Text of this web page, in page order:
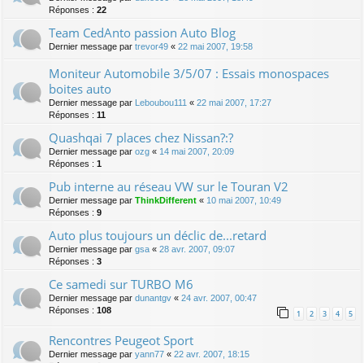
Réponses : 22
Team CedAnto passion Auto Blog
Dernier message par trevor49 « 22 mai 2007, 19:58
Moniteur Automobile 3/5/07 : Essais monospaces
boites auto
Dernier message par Leboubou111 « 22 mai 2007, 17:27
Réponses : 11
Quashqai 7 places chez Nissan?:?
Dernier message par ozg « 14 mai 2007, 20:09
Réponses : 1
Pub interne au réseau VW sur le Touran V2
Dernier message par ThinkDifferent « 10 mai 2007, 10:49
Réponses : 9
Auto plus toujours un déclic de...retard
Dernier message par gsa « 28 avr. 2007, 09:07
Réponses : 3
Ce samedi sur TURBO M6
Dernier message par dunantgv « 24 avr. 2007, 00:47
Réponses : 108 1 2 3 4 5
Rencontres Peugeot Sport
Dernier message par yann77 « 22 avr. 2007, 18:15